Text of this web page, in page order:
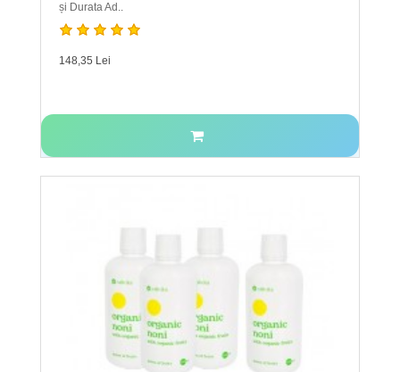
și Durata Ad..
148,35 Lei